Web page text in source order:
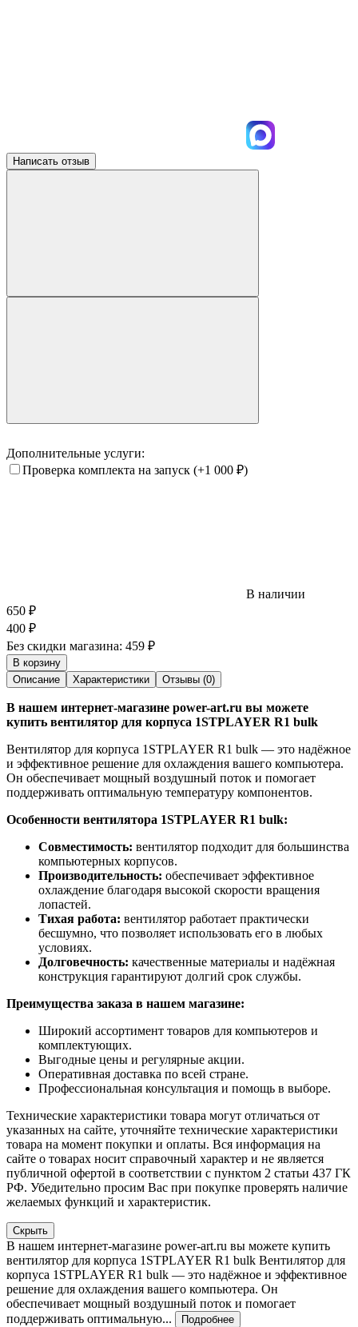
Написать отзыв
Дополнительные услуги:
Проверка комплекта на запуск (+1 000 ₽)
В наличии
650 ₽
400 ₽
Без скидки магазина: 459 ₽
В корзину
Описание
Характеристики Отзывы (0)
В нашем интернет-магазине power-art.ru вы можете
купить вентилятор для корпуса 1STPLAYER R1 bulk
Вентилятор для корпуса 1STPLAYER R1 bulk — это надёжное
и эффективное решение для охлаждения вашего компьютера.
Он обеспечивает мощный воздушный поток и помогает
поддерживать оптимальную температуру компонентов.
Особенности вентилятора 1STPLAYER R1 bulk:
Совместимость: вентилятор подходит для большинства
компьютерных корпусов.
Производительность: обеспечивает эффективное
охлаждение благодаря высокой скорости вращения
лопастей.
Тихая работа: вентилятор работает практически
бесшумно, что позволяет использовать его в любых
условиях.
Долговечность: качественные материалы и надёжная
конструкция гарантируют долгий срок службы.
Преимущества заказа в нашем магазине:
Широкий ассортимент товаров для компьютеров и
комплектующих.
Выгодные цены и регулярные акции.
Оперативная доставка по всей стране.
Профессиональная консультация и помощь в выборе.
Технические характеристики товара могут отличаться от
указанных на сайте, уточняйте технические характеристики
товара на момент покупки и оплаты. Вся информация на
сайте о товарах носит справочный характер и не является
публичной офертой в соответствии с пунктом 2 статьи 437 ГК
РФ. Убедительно просим Вас при покупке проверять наличие
желаемых функций и характеристик.
Скрыть
В нашем интернет-магазине power-art.ru вы можете купить
вентилятор для корпуса 1STPLAYER R1 bulk Вентилятор для
корпуса 1STPLAYER R1 bulk — это надёжное и эффективное
решение для охлаждения вашего компьютера. Он
обеспечивает мощный воздушный поток и помогает
поддерживать оптимальную...
Подробнее